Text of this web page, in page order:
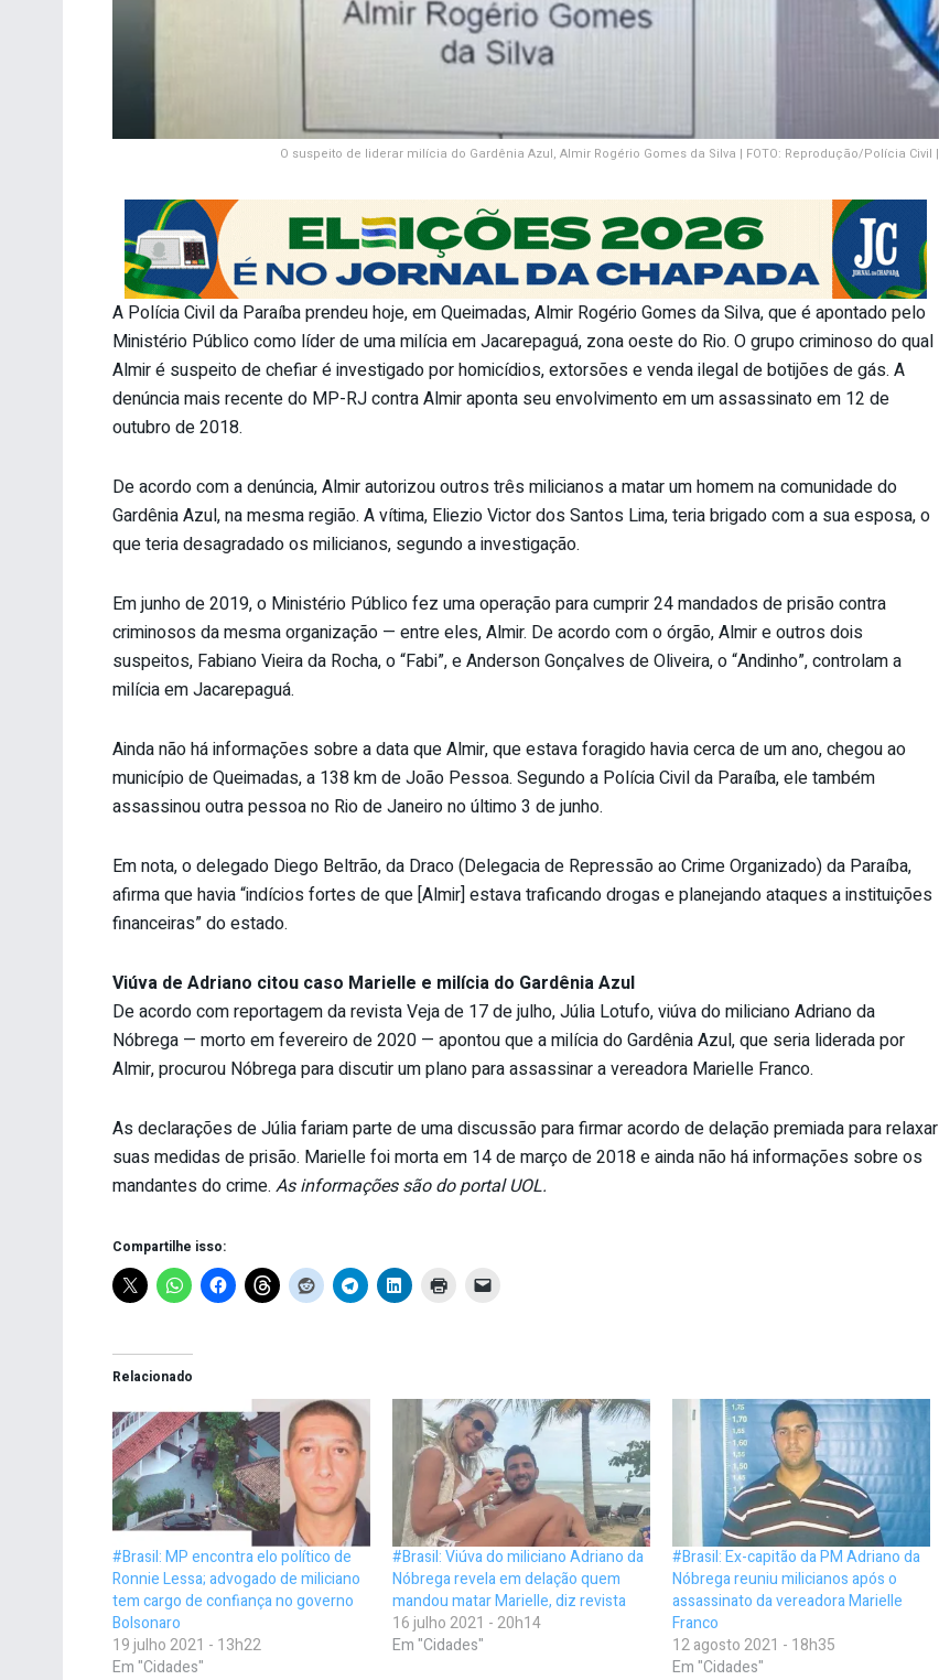
O suspeito de liderar milícia do Gardênia Azul, Almir Rogério Gomes da Silva | FOTO: Reprodução/Polícia Civil |
A Polícia Civil da Paraíba prendeu hoje, em Queimadas, Almir Rogério Gomes da Silva, que é apontado pelo
Ministério Público como líder de uma milícia em Jacarepaguá, zona oeste do Rio. O grupo criminoso do qual
Almir é suspeito de chefiar é investigado por homicídios, extorsões e venda ilegal de botijões de gás. A
denúncia mais recente do MP-RJ contra Almir aponta seu envolvimento em um assassinato em 12 de
outubro de 2018.
De acordo com a denúncia, Almir autorizou outros três milicianos a matar um homem na comunidade do
Gardênia Azul, na mesma região. A vítima, Eliezio Victor dos Santos Lima, teria brigado com a sua esposa, o
que teria desagradado os milicianos, segundo a investigação.
Em junho de 2019, o Ministério Público fez uma operação para cumprir 24 mandados de prisão contra
criminosos da mesma organização — entre eles, Almir. De acordo com o órgão, Almir e outros dois
suspeitos, Fabiano Vieira da Rocha, o “Fabi”, e Anderson Gonçalves de Oliveira, o “Andinho”, controlam a
milícia em Jacarepaguá.
Ainda não há informações sobre a data que Almir, que estava foragido havia cerca de um ano, chegou ao
município de Queimadas, a 138 km de João Pessoa. Segundo a Polícia Civil da Paraíba, ele também
assassinou outra pessoa no Rio de Janeiro no último 3 de junho.
Em nota, o delegado Diego Beltrão, da Draco (Delegacia de Repressão ao Crime Organizado) da Paraíba,
afirma que havia “indícios fortes de que [Almir] estava traficando drogas e planejando ataques a instituições
financeiras” do estado.
Viúva de Adriano citou caso Marielle e milícia do Gardênia Azul
De acordo com reportagem da revista Veja de 17 de julho, Júlia Lotufo, viúva do miliciano Adriano da
Nóbrega — morto em fevereiro de 2020 — apontou que a milícia do Gardênia Azul, que seria liderada por
Almir, procurou Nóbrega para discutir um plano para assassinar a vereadora Marielle Franco.
As declarações de Júlia fariam parte de uma discussão para firmar acordo de delação premiada para relaxar
suas medidas de prisão. Marielle foi morta em 14 de março de 2018 e ainda não há informações sobre os
mandantes do crime. As informações são do portal UOL.
Compartilhe isso:
Relacionado
#Brasil: MP encontra elo político de
Ronnie Lessa; advogado de miliciano
tem cargo de confiança no governo
Bolsonaro
19 julho 2021 - 13h22
Em "Cidades"
#Brasil: Viúva do miliciano Adriano da
Nóbrega revela em delação quem
mandou matar Marielle, diz revista
16 julho 2021 - 20h14
Em "Cidades"
#Brasil: Ex-capitão da PM Adriano da
Nóbrega reuniu milicianos após o
assassinato da vereadora Marielle
Franco
12 agosto 2021 - 18h35
Em "Cidades"